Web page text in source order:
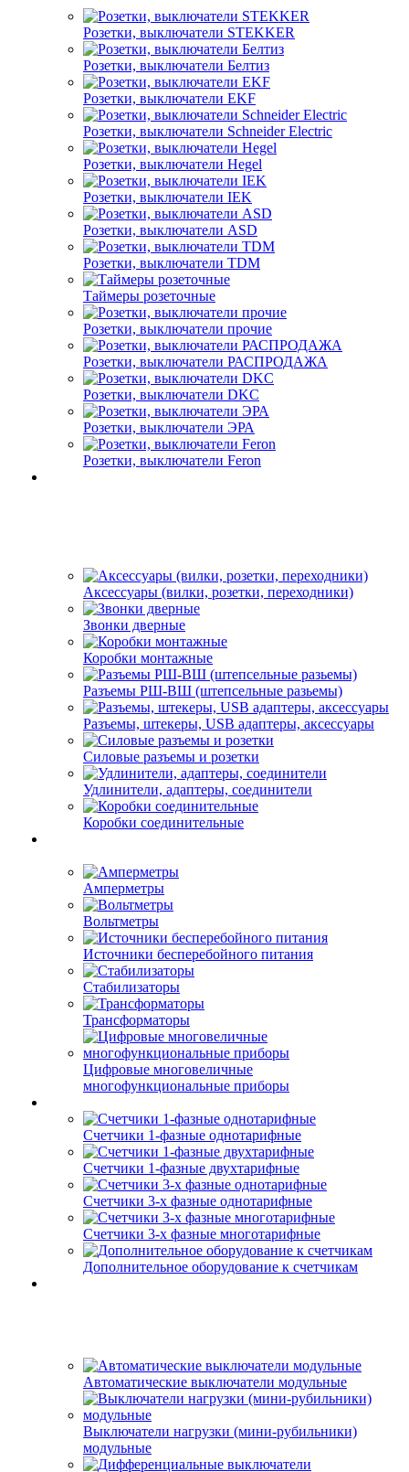
Розетки, выключатели STEKKER
Розетки, выключатели Белтиз
Розетки, выключатели EKF
Розетки, выключатели Schneider Electric
Розетки, выключатели Hegel
Розетки, выключатели IEK
Розетки, выключатели ASD
Розетки, выключатели TDM
Таймеры розеточные
Розетки, выключатели прочие
Розетки, выключатели РАСПРОДАЖА
Розетки, выключатели DKC
Розетки, выключатели ЭРА
Розетки, выключатели Feron
Аксессуары (вилки, розетки, переходники)
Звонки дверные
Коробки монтажные
Разъемы РШ-ВШ (штепсельные разьемы)
Разъемы, штекеры, USB адаптеры, аксессуары
Силовые разъемы и розетки
Удлинители, адаптеры, соединители
Коробки соединительные
Амперметры
Вольтметры
Источники бесперебойного питания
Стабилизаторы
Трансформаторы
Цифровые многовеличные
многофункциональные приборы
Счетчики 1-фазные однотарифные
Счетчики 1-фазные двухтарифные
Счетчики 3-х фазные однотарифные
Счетчики 3-х фазные многотарифные
Дополнительное оборудование к счетчикам
Автоматические выключатели модульные
Выключатели нагрузки (мини-рубильники)
модульные